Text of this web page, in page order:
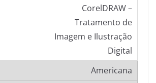
CorelDRAW –
Tratamento de
Imagem e Ilustração
Digital
Americana